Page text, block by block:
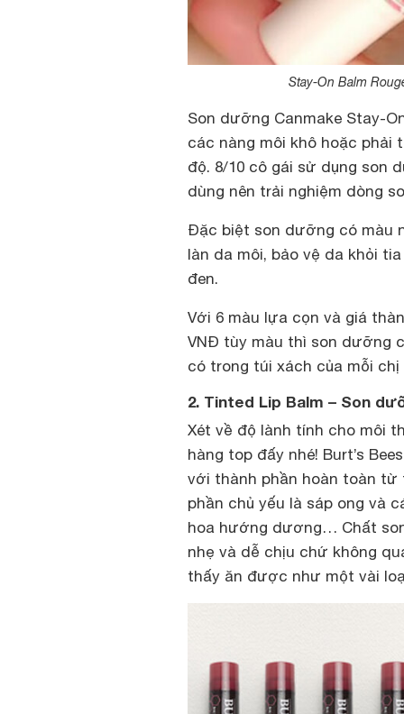
Stay-On Balm
Son dưỡng Canmake Stay-
các nàng môi khô hoặc
độ. 8/10 cô gái sử dụng son
dùng nên trải nghiệm dòng
Đặc biệt son dưỡng có màu
làn da môi, bảo vệ da khỏi
đen.
Với 6 màu lựa cọn và giá
VNĐ tùy màu thì son dưỡng
có trong túi xách của mỗi chị
2. Tinted Lip Balm – Son
Xét về độ lành tính cho môi
hàng top đấy nhé! Burt’s
với thành phần hoàn toàn từ
phần chủ yếu là sáp ong và
hoa hướng dương… Chất
nhẹ và dễ chịu chứ không
thấy ăn được như một vài